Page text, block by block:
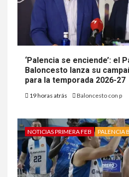
‘Palencia se enciende’: el
Baloncesto lanza su
para la temporada 2026-27
19 horas atrás Baloncesto con p
NOTICIAS PRIMERA FEB PALENCIA